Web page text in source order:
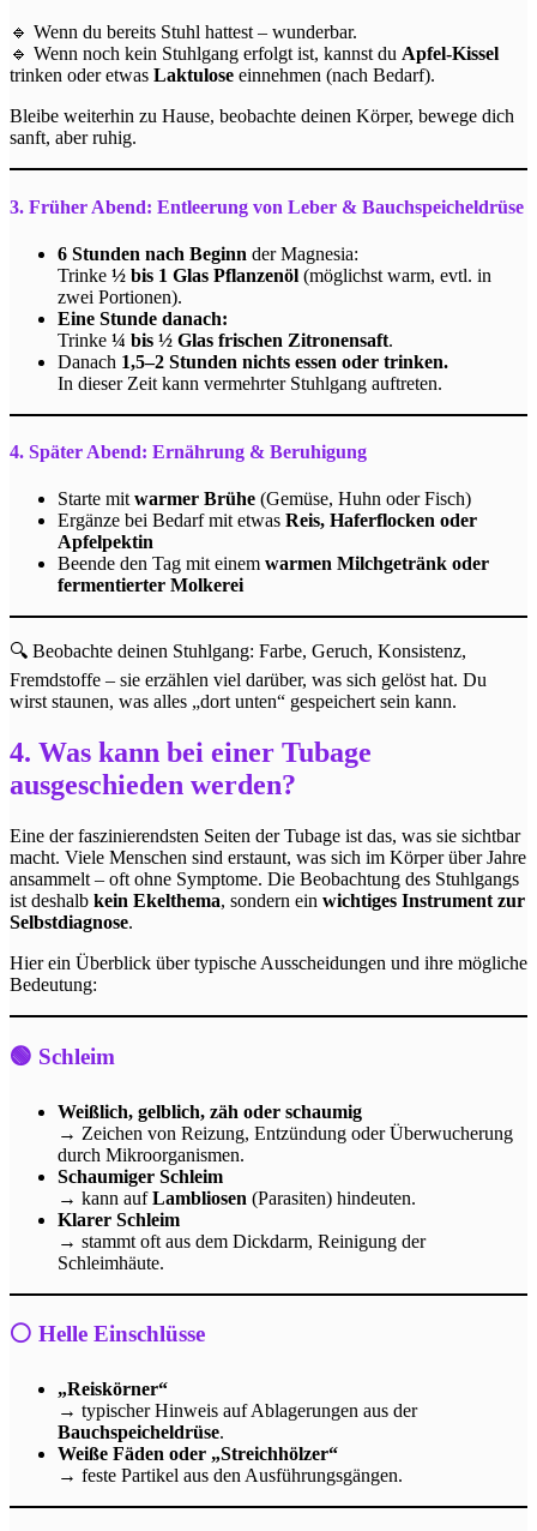
🔹 Wenn du bereits Stuhl hattest – wunderbar.
🔹 Wenn noch kein Stuhlgang erfolgt ist, kannst du Apfel-Kissel
trinken oder etwas Laktulose einnehmen (nach Bedarf).
Bleibe weiterhin zu Hause, beobachte deinen Körper, bewege dich
sanft, aber ruhig.
3. Früher Abend: Entleerung von Leber & Bauchspeicheldrüse
6 Stunden nach Beginn der Magnesia:
Trinke ½ bis 1 Glas Pflanzenöl (möglichst warm, evtl. in
zwei Portionen).
Eine Stunde danach:
Trinke ¼ bis ½ Glas frischen Zitronensaft.
Danach 1,5–2 Stunden nichts essen oder trinken.
In dieser Zeit kann vermehrter Stuhlgang auftreten.
4. Später Abend: Ernährung & Beruhigung
Starte mitwarmer Brühe (Gemüse, Huhn oder Fisch)
Ergänze bei Bedarf mit etwas Reis, Haferflocken oder
Apfelpektin
Beende den Tag mit einem warmen Milchgetränk oder
fermentierter Molkerei
🔍 Beobachte deinen Stuhlgang: Farbe, Geruch, Konsistenz,
Fremdstoffe – sie erzählen viel darüber, was sich gelöst hat. Du
wirst staunen, was alles „dort unten“ gespeichert sein kann.
4. Was kann bei einer Tubage
ausgeschieden werden?
Eine der faszinierendsten Seiten der Tubage ist das, was sie sichtbar
macht. Viele Menschen sind erstaunt, was sich im Körper über Jahre
ansammelt – oft ohne Symptome. Die Beobachtung des Stuhlgangs
ist deshalb kein Ekelthema, sondern ein wichtiges Instrument zur
Selbstdiagnose.
Hier ein Überblick über typische Ausscheidungen und ihre mögliche
Bedeutung:
🟢 Schleim
Weißlich, gelblich, zäh oder schaumig
→ Zeichen von Reizung, Entzündung oder Überwucherung
durch Mikroorganismen.
Schaumiger Schleim
→ kann aufLambliosen (Parasiten) hindeuten.
Klarer Schleim
→ stammt oft aus dem Dickdarm, Reinigung der
Schleimhäute.
⚪ Helle Einschlüsse
„Reiskörner“
→ typischer Hinweis auf Ablagerungen aus der
Bauchspeicheldrüse.
Weiße Fäden oder „Streichhölzer“
→ feste Partikel aus den Ausführungsgängen.